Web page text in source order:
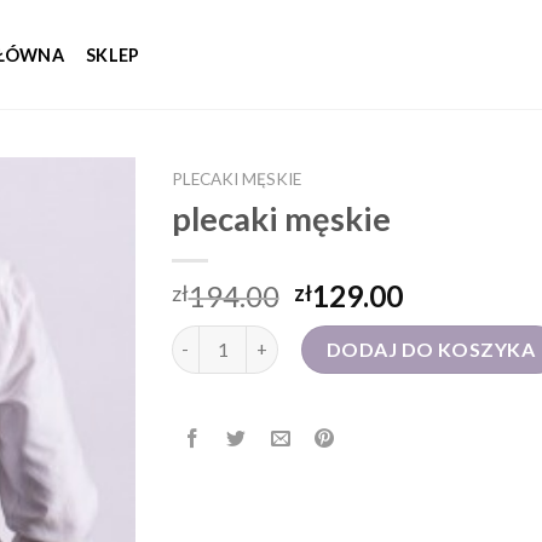
SKLEP
PLECAKI MĘSKIE
plecaki męskie
zł194.00 zł129.00
ilość plecaki męskie DODAJ DO KOSZYKA